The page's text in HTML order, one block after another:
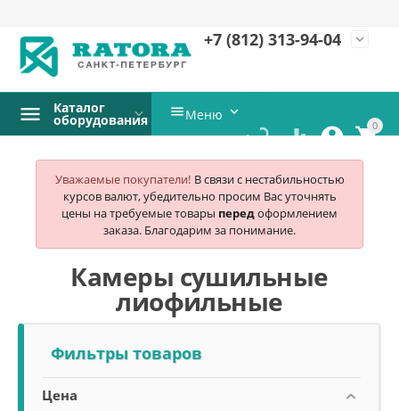
+7 (812) 313-94-04 expand_more
0


 
Каталог
оборудования Меню 
Уважаемые покупатели! В связи с нестабильностью
курсов валют, убедительно просим Вас уточнять
цены на требуемые товары передоформлением
заказа. Благодарим за понимание.
Камеры сушильные
лиофильные
Фильтры товаров
Цена